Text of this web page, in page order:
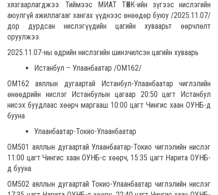
хязгаарлагджээ. Тиймээс МИАТ ТӨХК-ийн зүгээс нислэгийн
аюулгүй ажиллагааг хангах үүднээс өнөөдөр буюу /2025.11.07/
дор дурдсан нислэгүүдийн цагийн хуваарьт өөрчлөлт
оруулжээ.
2025.11.07-ны өдрийн нислэгийн шинэчилсэн цагийн хуваарь
Истанбул – Улаанбаатар /ОМ162/
ОМ162 аяллын дугаартай Истанбул-Улаанбаатар чиглэлийн
өнөөдрийн нислэг Истанбулын цагаар 20:50 цагт Истанбул
нисэх буудлаас хөөрч маргааш 10:00 цагт Чингис хаан ОУНБ-д
бууна
Улаанбаатар-Токио-Улаанбаатар
ОМ501 аяллын дугаартай Улаанбаатар-Токио чиглэлийн нислэг
11:00 цагт Чингис хаан ОУНБ-с хөөрч, 15:35 цагт Нарита ОУНБ-
д бууна.
ОМ502 аяллын дугаартай Токио-Улаанбаатар чиглэлийн нислэг